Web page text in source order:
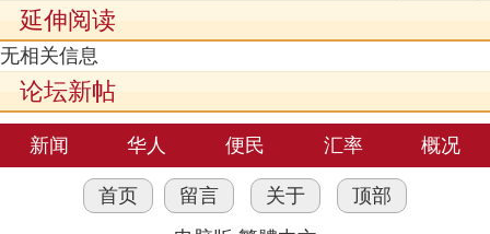
延伸阅读
无相关信息
论坛新帖
新闻 华人 便民 汇率 概况
首页 留言 关于
顶部